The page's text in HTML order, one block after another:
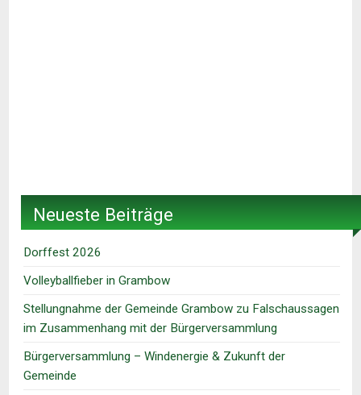
Neueste Beiträge
Dorffest 2026
Volleyballfieber in Grambow
Stellungnahme der Gemeinde Grambow zu Falschaussagen
im Zusammenhang mit der Bürgerversammlung
Bürgerversammlung – Windenergie & Zukunft der
Gemeinde